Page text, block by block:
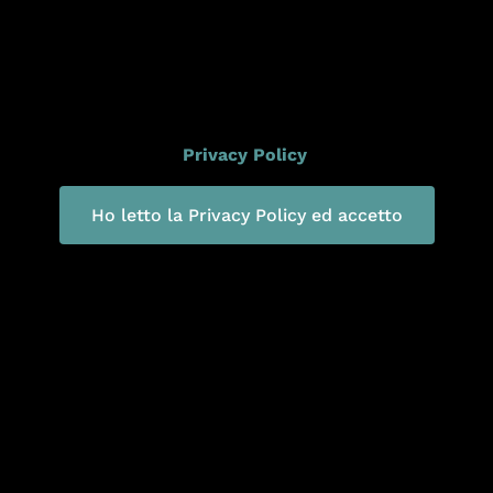
Privacy Policy.
Ho letto la Privacy Policy ed accetto